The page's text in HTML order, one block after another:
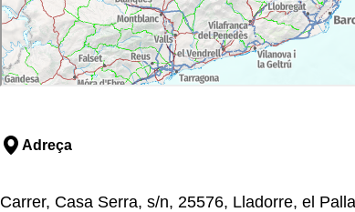
Adreça
Carrer, Casa Serra, s/n, 25576, Lladorre, el